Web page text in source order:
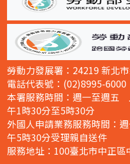
勞動力發展署：24219 新北
電話代表號：(02)8995-6000
本署服務時間：週一至週五
午1時30分至5時30分
外國人申請業務服務時間：
午5時30分受理親自送件
服務地址：100臺北市中正